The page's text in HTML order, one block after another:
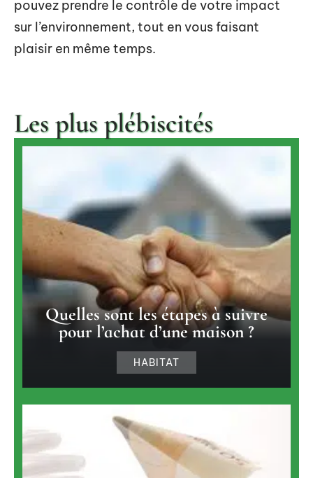
pouvez prendre le contrôle de votre impact
sur l’environnement, tout en vous faisant
plaisir en même temps.
Les plus plébiscités
Quelles sont les étapes à suivre
pour l’achat d’une maison ?
HABITAT